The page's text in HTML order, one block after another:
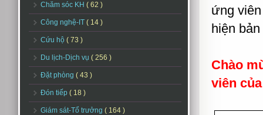
Chăm sóc KH ( 62 )
Công nghệ-IT ( 14 )
Cứu hộ ( 73 )
Du lịch-Dịch vụ ( 256 )
Đặt phòng ( 43 )
Đón tiếp ( 18 )
Giám sát-Tổ trưởng ( 164 )
ứng
hiện
Chào
viên